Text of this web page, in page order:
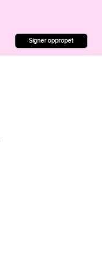
Signer oppropet